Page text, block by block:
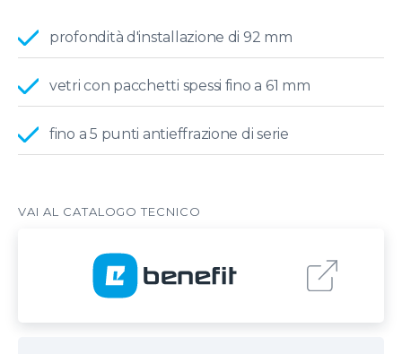
profondità d'installazione di 92 mm
vetri con pacchetti spessi fino a 61 mm
fino a 5 punti antieffrazione di serie